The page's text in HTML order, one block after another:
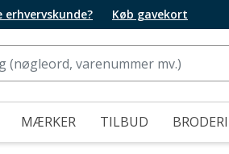
Køb gavekort
MÆRKER TILBUD